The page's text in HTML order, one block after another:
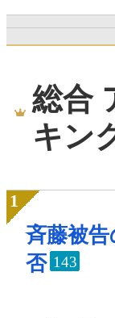
総合
キン
斉藤被
否 143